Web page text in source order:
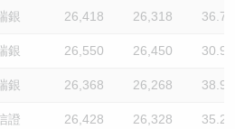
銀 26,418 26,318 36.7
銀 26,550 26,450 30.9
銀 26,368 26,268 38.9
證 26,428 26,328 35.2